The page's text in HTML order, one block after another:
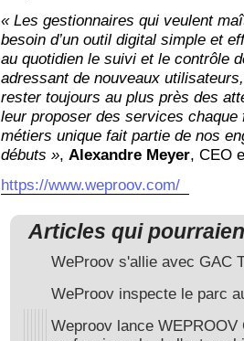
« Les gestionnaires qui veulent
besoin d’un outil digital simple et
au quotidien le suivi et le contrôle
adressant de nouveaux
rester toujours au plus près des
leur proposer des services
métiers unique fait partie de nos
débuts », Alexandre Meyer, CEO
https://www.weproov.com/
Articles qui
WeProov s'allie avec GAC
WeProov inspecte le parc
Weproov lance